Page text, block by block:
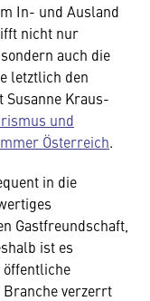
In- und Ausland
nicht nur
auch die
letztlich den
Susanne Kraus-
und
Österreich.
in die
Gastfreundschaft,
ist es
verzerrt